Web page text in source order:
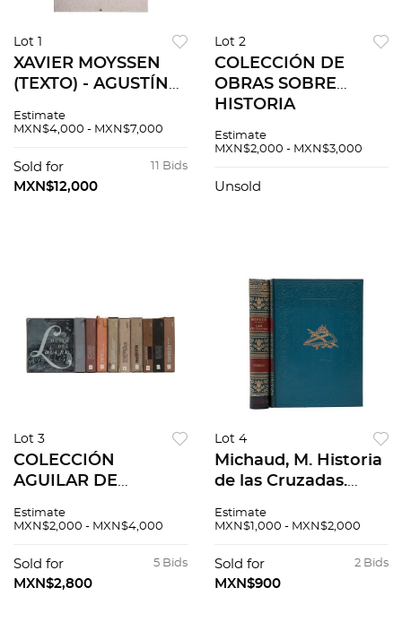
Lot 1
XAVIER MOYSSEN
(TEXTO) - AGUSTÍN
(EDITOR) ERNESTO
MÉXICO:
LITÓGRAFOS
Estimate
MXN$4,000 - MXN$7,000
11 Bids
Sold for
MXN$12,000
Lot 2
COLECCIÓN DE
OBRAS SOBRE
HISTORIA
CESAR CANTU.
UNIVERSAL.
Estimate
MXN$2,000 - MXN$3,000
Unsold
Lot 3
COLECCIÓN
AGUILAR DE
nacional de
Valladolid. .- Museo
arte Moderno París.
Estimate
MXN$2,000 - MXN$4,000
5 Bids
Sold for
MXN$2,800
Lot 4
Michaud, M. Historia
de las Cruzadas.
marquilla. Tomos I -
por Gustavo Doré.
PZS 2
Estimate
MXN$1,000 - MXN$2,000
2 Bids
Sold for
MXN$900